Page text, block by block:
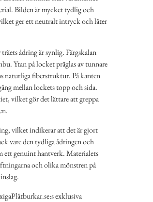
Bilden är mycket tydlig och
ger ett neutralt intryck och låter
ådring är synlig. Färgskalan
Ytan på locket präglas av tunnare
naturliga fiberstruktur. På kanten
mellan lockets topp och sida.
vilket gör det lättare att greppa
vilket indikerar att det är gjort
vare den tydliga ådringen och
ett genuint hantverk. Materialets
och olika mönstren på
exklusiva